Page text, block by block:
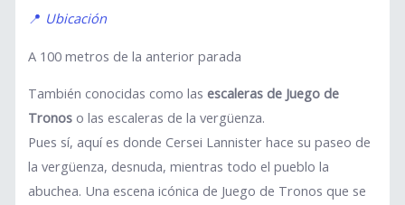
📍 Ubicación
A 100 metros de la anterior parada
También conocidas como lasescaleras de Juego de
Tronos o las escaleras de la vergüenza.
Pues sí, aquí es donde Cersei Lannister hace su paseo de
la vergüenza, desnuda, mientras todo el pueblo la
abuchea. Una escena icónica de Juego de Tronos que se